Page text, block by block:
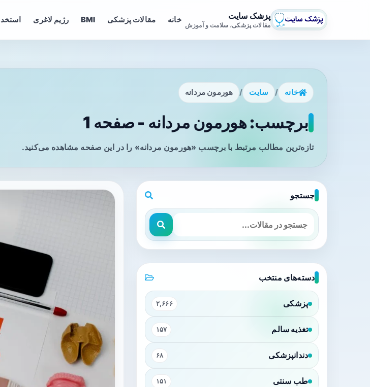
پزشک سایت
مقالات پزشکی، سلامت و آموزش
خانه مقالات پزشکی BMI رژیم لاغری
خانه / سایت / هورمون مردانه
برچسب: هورمون مردانه - صفحه 1
تازه‌ترین مطالب مرتبط با برچسب «هورمون مردانه» را در این صفحه مشاهده می‌کنید.
جستجو
دسته‌های منتخب
پزشکی ۲,۶۶۶
تغذیه سالم ۱۵۷
دندانپزشکی ۶۸
طب سنتی ۱۵۱